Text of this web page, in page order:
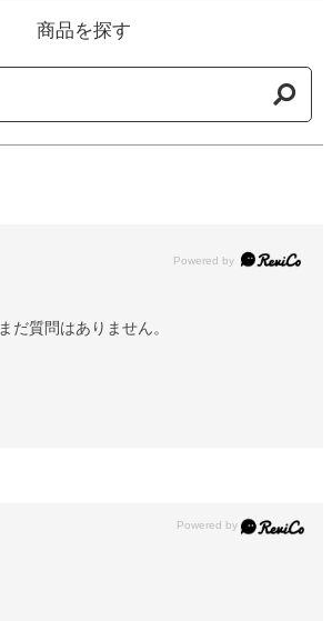
商品を探す
Powered by
まだ質問はありません。